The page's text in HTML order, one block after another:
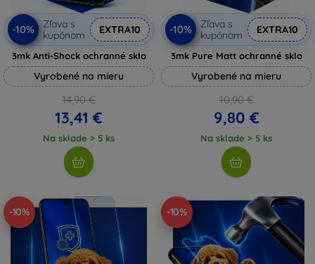
-10%
Zľava s
kupónom
EXTRA10
3mk Anti-Shock ochranné sklo
Vyrobené na mieru
14,90 €
13,41 €
Na sklade > 5 ks
-10%
Zľava s
kupónom
EXTRA10
3mk Pure Matt ochranné sklo
Vyrobené na mieru
10,90 €
9,80 €
Na sklade > 5 ks
-10% -10%